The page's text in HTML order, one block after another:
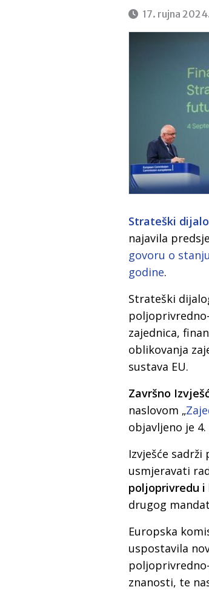
17. rujna
Strateški
najavila
govoru o
godine.
Strateški
zajednica,
oblikovanja
sustava EU.
Završno
naslovom „
objavljeno je
Izvješće
usmjeravati
poljoprivredu i
drugog
Europska
uspostavila
znanosti, te